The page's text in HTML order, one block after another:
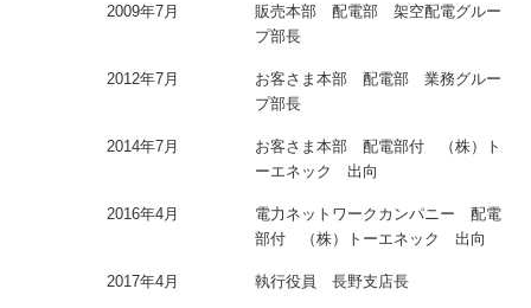
2009年7月
販売本部 配電部 架空配電グルー
プ部長
2012年7月
お客さま本部 配電部 業務グルー
プ部長
2014年7月
お客さま本部 配電部付 （株）ト
ーエネック 出向
2016年4月
電力ネットワークカンパニー 配電
部付 （株）トーエネック 出向
2017年4月 執行役員 長野支店長